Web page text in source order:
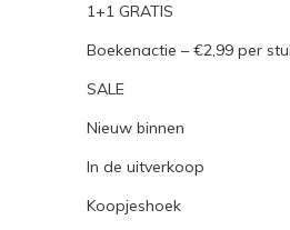
1+1 GRATIS
Boekenactie – €2,99 per
SALE
Nieuw binnen
In de uitverkoop
Koopjeshoek